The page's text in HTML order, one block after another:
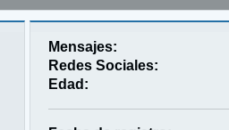
Mensajes:
Redes Sociales:
Edad: